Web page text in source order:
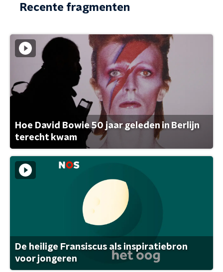
Recente fragmenten
Hoe David Bowie 50 jaar geleden in Berlijn
terecht kwam
De heilige Fransiscus als inspiratiebron
voor jongeren